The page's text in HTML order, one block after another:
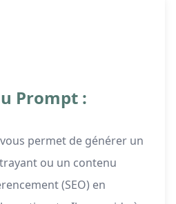
Prompt :
permet de générer un
ou un contenu
(SEO) en